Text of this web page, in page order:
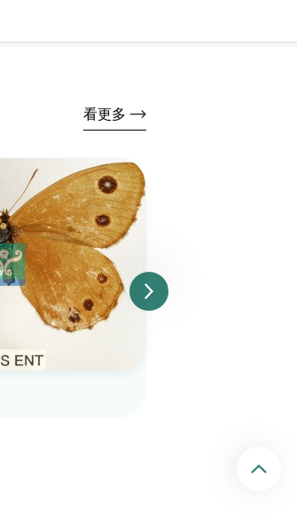
看更多
回頂端